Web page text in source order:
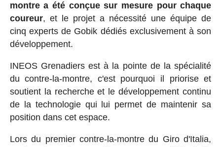
montre a été conçue sur mesure pour chaque
coureur, et le projet a nécessité une équipe de
cinq experts de Gobik dédiés exclusivement à son
développement.
INEOS Grenadiers est à la pointe de la spécialité
du contre-la-montre, c'est pourquoi il priorise et
soutient la recherche et le développement continu
de la technologie qui lui permet de maintenir sa
position dans cet espace.
Lors du premier contre-la-montre du Giro d'Italia,